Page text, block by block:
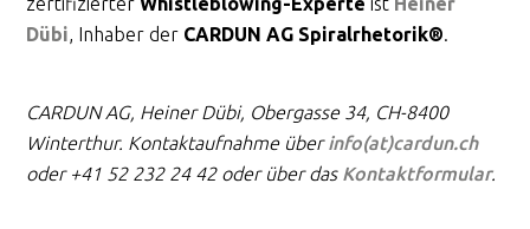
Dübi, Inhaber der CARDUN AG Spiralrhetorik®.
CARDUN AG, Heiner Dübi, Obergasse 34, CH-8400
Winterthur. Kontaktaufnahme überinfo(at)cardun.ch
oder +41 52 232 24 42 oder über das Kontaktformular.